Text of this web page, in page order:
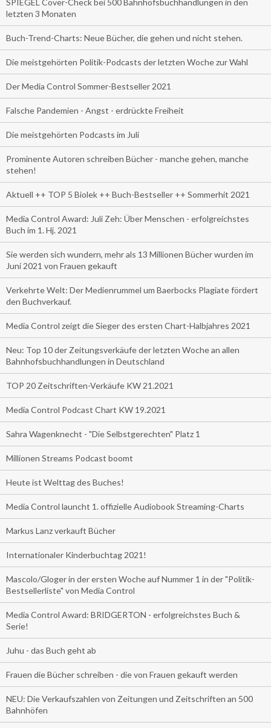
letzten 3 Monaten
Buch-Trend-Charts: Neue Bücher, die gehen und nicht stehen.
Die meistgehörten Politik-Podcasts der letzten Woche zur Wahl
Der Media Control Sommer-Bestseller 2021
Falsche Pandemien - Angst - erdrückte Freiheit
Die meistgehörten Podcasts im Juli
Prominente Autoren schreiben Bücher - manche gehen, manche
stehen!
Aktuell ++ TOP 5 Biolek ++ Buch-Bestseller ++ Sommerhit 2021
Media Control Award: Juli Zeh: Über Menschen - erfolgreichstes
Buch im 1. Hj. 2021
Sie werden sich wundern, mehr als 13 Millionen Bücher wurden im
Juni 2021 von Frauen gekauft
Verkehrte Welt: Der Medienrummel um Baerbocks Plagiate fördert
den Buchverkauf.
Media Control zeigt die Sieger des ersten Chart-Halbjahres 2021
Neu: Top 10 der Zeitungsverkäufe der letzten Woche an allen
Bahnhofsbuchhandlungen in Deutschland
TOP 20 Zeitschriften-Verkäufe KW 21.2021
Media Control Podcast Chart KW 19.2021
Sahra Wagenknecht - "Die Selbstgerechten" Platz 1
Millionen Streams Podcast boomt
Heute ist Welttag des Buches!
Media Control launcht 1. offizielle Audiobook Streaming-Charts
Markus Lanz verkauft Bücher
Internationaler Kinderbuchtag 2021!
Mascolo/Gloger in der ersten Woche auf Nummer 1 in der "Politik-
Bestsellerliste" von Media Control
Media Control Award: BRIDGERTON - erfolgreichstes Buch &
Serie!
Juhu - das Buch geht ab
Frauen die Bücher schreiben - die von Frauen gekauft werden
NEU: Die Verkaufszahlen von Zeitungen und Zeitschriften an 500
Bahnhöfen